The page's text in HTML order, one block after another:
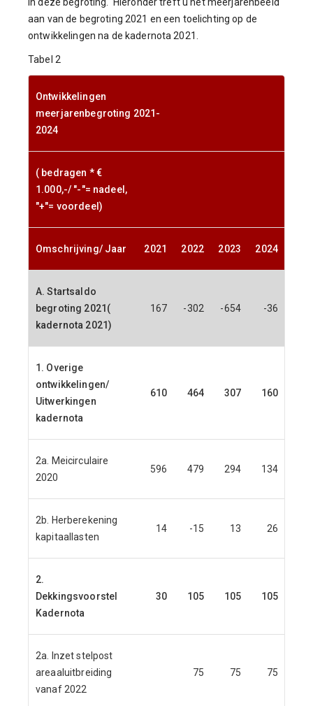
aan van de begroting 2021 en een toelichting op de
ontwikkelingen na de kadernota 2021.
Tabel 2
Ontwikkelingen
meerjarenbegroting 2021-
2024
( bedragen * €
1.000,-/ "-"= nadeel,
"+"= voordeel)
Omschrijving/ Jaar 2021 2022 2023 2024
A. Startsaldo
begroting 2021(
kadernota 2021)
167 -302 -654 -36
1. Overige
ontwikkelingen/
Uitwerkingen
kadernota
610 464 307 160
2a. Meicirculaire
2020
596 479 294 134
2b. Herberekening
kapitaallasten
14 -15 13 26
2.
Dekkingsvoorstel
Kadernota
30 105 105 105
2a. Inzet stelpost
areaaluitbreiding
vanaf 2022
75 75 75